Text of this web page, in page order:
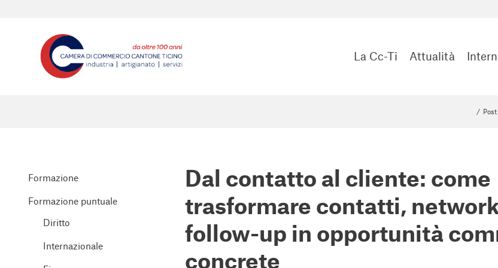
La Cc-Ti Attualità
/
Formazione
Formazione puntuale
Diritto
Internazionale
Dal contatto al cliente: come
trasformare contatti,
follow-up in opportunità
concrete